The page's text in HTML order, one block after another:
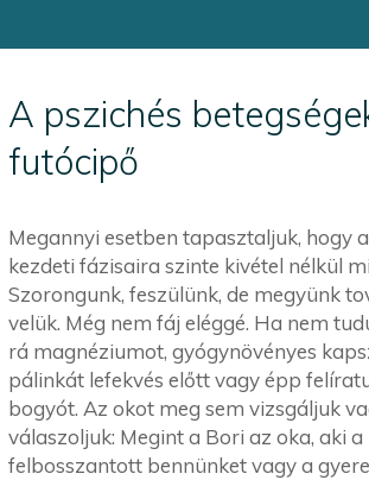
A pszichés
futócipő
Megannyi esetben tapasztaljuk, hogy
kezdeti fázisaira szinte kivétel nélkül
Szorongunk, feszülünk, de megyünk
velük. Még nem fáj eléggé. Ha nem
rá magnéziumot, gyógynövényes
pálinkát lefekvés előtt vagy épp
bogyót. Az okot meg sem vizsgáljuk
válaszoljuk: Megint a Bori az oka, aki
felbosszantott bennünket vagy a